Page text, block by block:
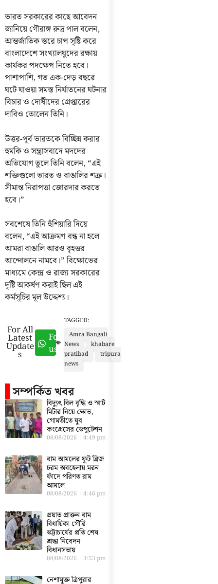
ভারত সরকারের কাছে আবেদন
জানিয়ে গৌরাঙ্গ রুদ্র পাল বলেন,
আন্তর্জাতিক স্তরে চাপ সৃষ্টি করে
বাংলাদেশে সংখ্যালঘুদের রক্ষায়
কার্যকর পদক্ষেপ নিতে হবে।
পাশাপাশি, গত এক-দেড় বছরে
ঘটে যাওয়া সমস্ত নির্যাতনের ঘটনার
বিচার ও দোষীদের গ্রেপ্তারের
দাবিও তোলেন তিনি।
উত্তর-পূর্ব ভারতকে বিচ্ছিন্ন করার
হুমকি ও সন্ত্রাসবাদে মদদের
অভিযোগ তুলে তিনি বলেন, “এই
শক্তিগুলো ভারত ও বাঙালির শত্রু।
সীমান্ত নিরাপত্তা জোরদার করতে
হবে।”
সবশেষে তিনি হুঁশিয়ারি দিয়ে
বলেন, “এই আক্রমণ বন্ধ না হলে
আমরা বাঙালি আরও বৃহত্তর
আন্দোলনে নামবে।” বিক্ষোভের
মাধ্যমে কেন্দ্র ও রাজ্য সরকারের
দৃষ্টি আকর্ষণ করাই ছিল এই
কর্মসূচির মূল উদ্দেশ্য।
For All
Latest
Update
s
Follow
us
TAGGED:
Amra Bangali
News
khabare
pratibad
tripura
news
সম্পর্কিত খবর
বিদ্যুৎ বিল বৃদ্ধি ও স্মার্ট
মিটার নিয়ে ক্ষোভ,
গোমতীতে যুব
কংগ্রেসের ডেপুটেশন
08/08/2026 4:49 pm
বাম আমলের ফুট ব্রিজ
চরম অবহেলায় মরন
ফাঁদে পরিণত রাম
আমলে
08/08/2026 4:46 pm
প্রয়াত প্রাক্তন বাম
বিধায়িকা গৌরি
ভট্টাচার্যের প্রতি শেষ
শ্রদ্ধা নিবেদন
বিধানসভায়
08/08/2026 3:53 pm
নেশামুক্ত ত্রিপুরার